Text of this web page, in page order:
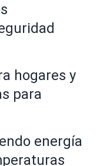
hogares y
para
energía